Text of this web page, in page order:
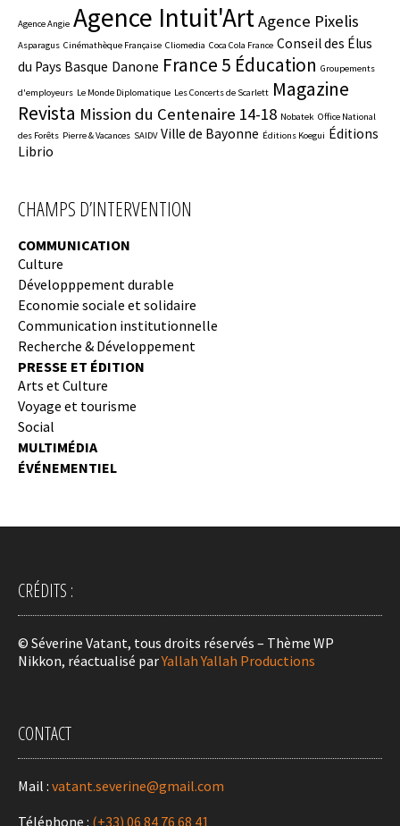
Agence Angie Agence Intuit'ArtAgence Pixelis
Asparagus Cinémathèque Française Cliomedia Coca Cola France Conseil des Élus
du Pays Basque Danone France 5 Éducation Groupements
d'employeurs Le Monde Diplomatique Les Concerts de Scarlett Magazine
Revista Mission du Centenaire 14-18 Nobatek Office National
des Forêts Pierre & Vacances SAIDV Ville de Bayonne Éditions Koegui Éditions
Librio
CHAMPS D’INTERVENTION
COMMUNICATION
Culture
Développpement durable
Economie sociale et solidaire
Communication institutionnelle
Recherche & Développement
PRESSE ET ÉDITION
Arts et Culture
Voyage et tourisme
Social
MULTIMÉDIA
ÉVÉNEMENTIEL
CRÉDITS :
© Séverine Vatant, tous droits réservés – Thème WP
Nikkon, réactualisé parYallah Yallah Productions
CONTACT
Mail : vatant.severine@gmail.com
Téléphone : (+33) 06 84 76 68 41